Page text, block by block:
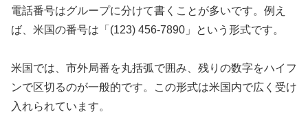
電話番号はグループに分けて書くことが多いです。例え
ば、米国の番号は「(123) 456-7890」という形式です。
米国では、市外局番を丸括弧で囲み、残りの数字をハイフ
ンで区切るのが一般的です。この形式は米国内で広く受け
入れられています。